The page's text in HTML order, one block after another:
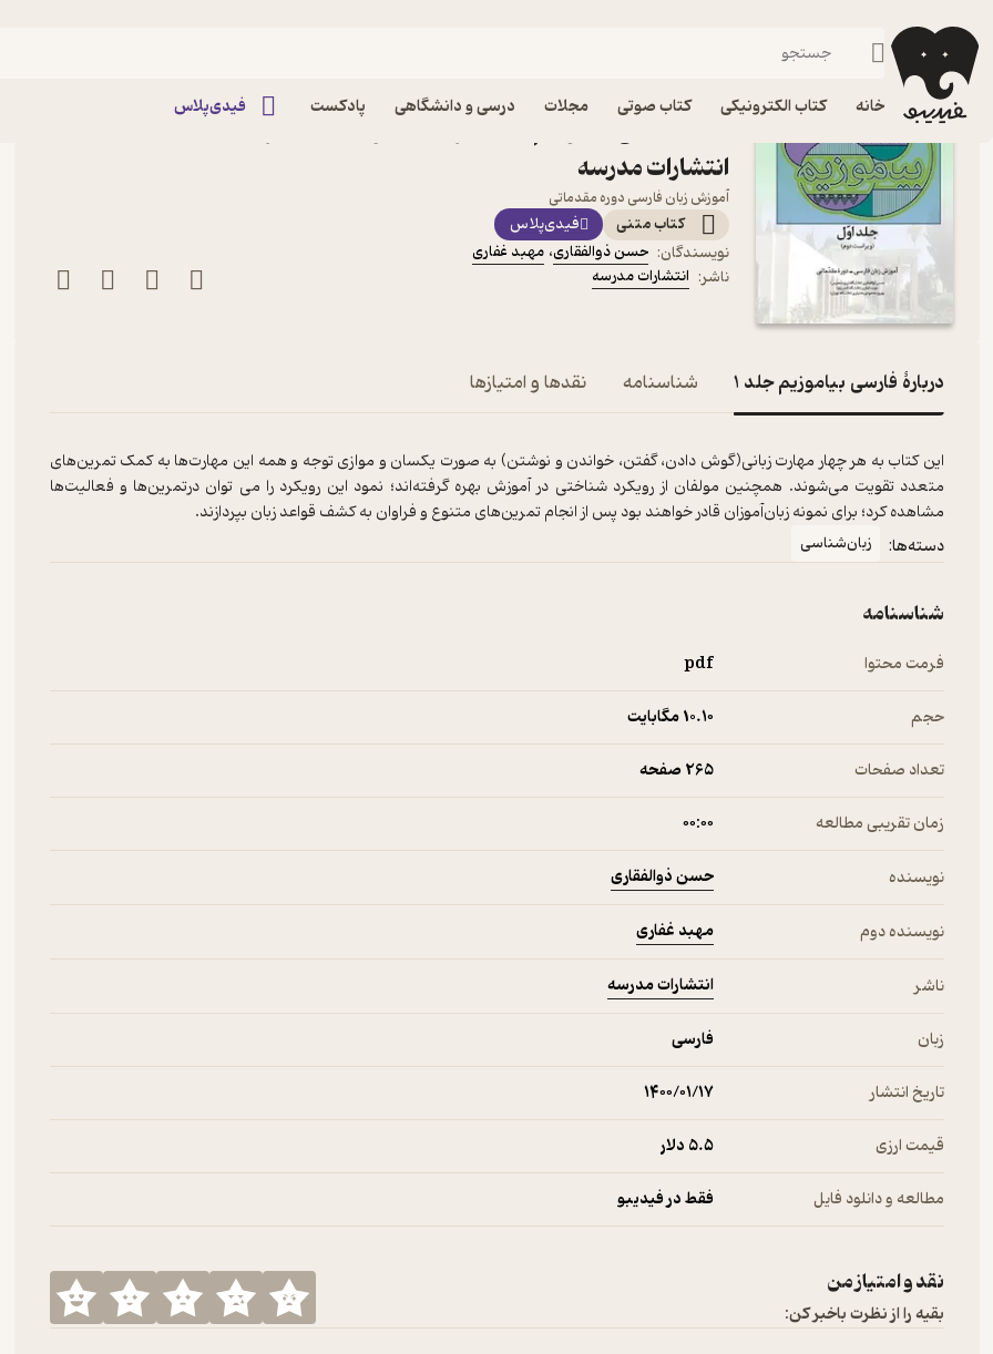
خانه کتاب الکترونیکی کتاب صوتی مجلات درسی و دانشگاهی پادکست فیدی‌پلاس
فیدیبو کتاب الکترونیکی
انتشارات مدرسه
آموزش زبان فارسی دوره مقدماتی
کتاب متنی
فیدی‌پلاس
نویسندگان: حسن ذوالفقاری، مهبد غفاری
ناشر: انتشارات مدرسه
دربارۀ فارسی بیاموزیم جلد 1 شناسنامه نقدها و امتیازها
این کتاب به هر چهار مهارت زبانی(گوش دادن، گفتن، خواندن و نوشتن) به صورت یکسان و موازی توجه و همه این مهارت‌ها به کمک تمرین‌های
متعدد تقویت می‌شوند. همچنین مولفان از رویکرد شناختی در آموزش بهره گرفته‌اند؛ نمود این رویکرد را می توان درتمرین‌ها و فعالیت‌ها
مشاهده کرد؛ برای نمونه زبان‌آموزان قادر خواهند بود پس از انجام تمرین‌های متنوع و فراوان به کشف قواعد زبان بپردازند.
دسته‌ها: زبان‌شناسی
شناسنامه
فرمت محتوا pdf
حجم 10.۱۰ مگابایت
تعداد صفحات 265 صفحه
زمان تقریبی مطالعه ۰۰:۰۰
نویسنده حسن ذوالفقاری
نویسنده دوم مهبد غفاری
ناشر انتشارات مدرسه
زبان فارسی
تاریخ انتشار ۱۴۰۰/۰۱/۱۷
قیمت ارزی 5.۵ دلار
مطالعه و دانلود فایل فقط در فیدیبو
نقد و امتیاز من
بقیه را از نظرت باخبر کن: